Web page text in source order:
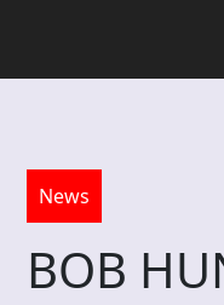
News
BOB